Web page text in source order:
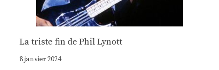
La triste fin de Phil Lynott
8 janvier 2024